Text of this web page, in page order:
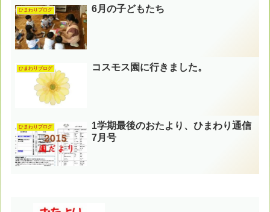
ひまわりブログ 6月の子どもたち
ひまわりブログ コスモス園に行きました。
ひまわりブログ
1学期最後のおたより、ひまわり通信
7月号